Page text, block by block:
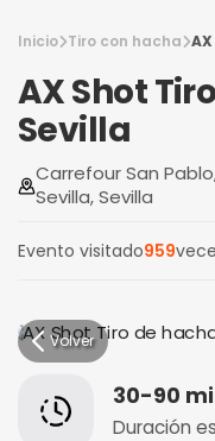
Inicio Tiro con hacha
AX Shot
Sevilla
Carrefour San
Sevilla, Sevilla
Evento visitado959
Volver
30-90
Duración